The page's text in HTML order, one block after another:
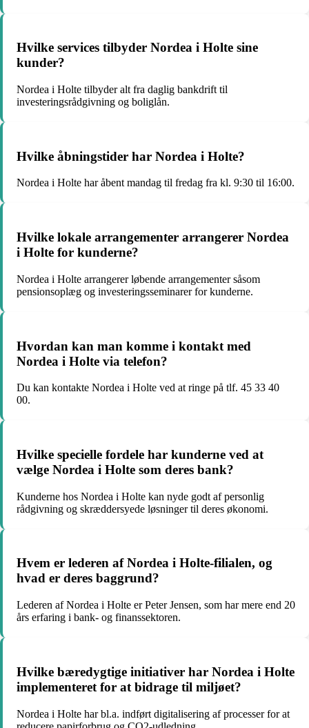
Hvilke services tilbyder Nordea i Holte sine
kunder?
Nordea i Holte tilbyder alt fra daglig bankdrift til
investeringsrådgivning og boliglån.
Hvilke åbningstider har Nordea i Holte?
Nordea i Holte har åbent mandag til fredag fra kl. 9:30 til 16:00.
Hvilke lokale arrangementer arrangerer Nordea
i Holte for kunderne?
Nordea i Holte arrangerer løbende arrangementer såsom
pensionsoplæg og investeringsseminarer for kunderne.
Hvordan kan man komme i kontakt med
Nordea i Holte via telefon?
Du kan kontakte Nordea i Holte ved at ringe på tlf. 45 33 40
00.
Hvilke specielle fordele har kunderne ved at
vælge Nordea i Holte som deres bank?
Kunderne hos Nordea i Holte kan nyde godt af personlig
rådgivning og skræddersyede løsninger til deres økonomi.
Hvem er lederen af Nordea i Holte-filialen, og
hvad er deres baggrund?
Lederen af Nordea i Holte er Peter Jensen, som har mere end 20
års erfaring i bank- og finanssektoren.
Hvilke bæredygtige initiativer har Nordea i Holte
implementeret for at bidrage til miljøet?
Nordea i Holte har bl.a. indført digitalisering af processer for at